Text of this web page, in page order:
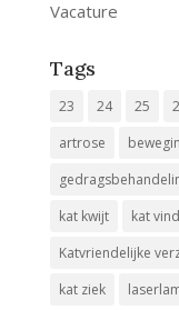
Vacature
Tags
23 24 25
artrose
kat kwijt
kat
Katvriendelijke
kat ziek